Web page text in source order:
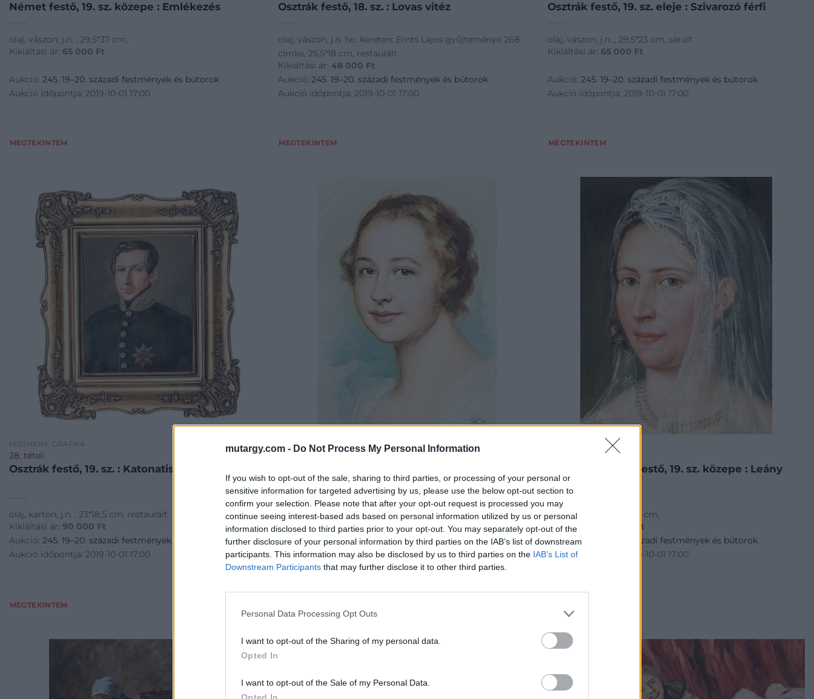
mutargy.com - Do Not Process My Personal Information
If you wish to opt-out of the sale, sharing to third parties, or processing of your personal or
sensitive information for targeted advertising by us, please use the below opt-out section to
confirm your selection. Please note that after your opt-out request is processed you may
continue seeing interest-based ads based on personal information utilized by us or personal
information disclosed to third parties prior to your opt-out. You may separately opt-out of the
further disclosure of your personal information by third parties on the IAB’s list of downstream
participants. This information may also be disclosed by us to third parties on the IAB’s List of
Downstream Participants that may further disclose it to other third parties.
Personal Data Processing Opt Outs
I want to opt-out of the Sharing of my personal data.
Opted In
I want to opt-out of the Sale of my Personal Data.
Opted In
Német festő, 19. sz. közepe : Emlékezés
olaj, vászon, j.n. , 29,5*37 cm,
Kikiáltási ár: 65 000 Ft
Aukció: 245. 19–20. századi festmények és bútorok
Aukció időpontja: 2019-10-01 17:00
MEGTEKINTEM
Osztrák festő, 18. sz. : Lovas vitéz
olaj, vászon, j.n. ho. kereten: Ernts Lajos gyűjteménye 268.
címke, 25,5*18 cm, restaurált
Kikiáltási ár: 48 000 Ft
Aukció:245. 19–20. századi festmények és bútorok
Aukció időpontja: 2019-10-01 17:00
MEGTEKINTEM
Osztrák festő, 19. sz. eleje : Szivarozó férfi
olaj, vászon, j.n. , 29,5*23 cm, sérült
Kikiáltási ár: 65 000 Ft
Aukció:245. 19–20. századi festmények és bútorok
Aukció időpontja: 2019-10-01 17:00
MEGTEKINTEM
FESTMÉNY, GRAFIKA
28. tétel:
Osztrák festő, 19. sz. : Katonatiszt portréja
olaj, karton, j.n. , 23*18,5 cm, restaurált
Kikiáltási ár: 90 000 Ft
Aukció: 245. 19–20. századi festmények és bútorok
Aukció időpontja: 2019-10-01 17:00
MEGTEKINTEM
FESTMÉNY, GRAFIKA
29. tétel:
Leány portré
olaj,vászon kartonra ragasztva, j.j.l.: töredékes, 35*25 cm,
Kikiáltási ár:60 000 Ft
Aukció:245. 19–20. századi festmények és bútorok
Aukció időpontja: 2019-10-01 17:00
FESTMÉNY, GRAFIKA
Közép – európai festő, 19. sz. közepe : Leány
fátyollal
olaj, vászon, j.n. , 32*24 cm,
Kikiáltási ár:
Ft
Aukció:245. 19–20. századi festmények és bútorok
Aukció időpontja: 2019-10-01 17:00